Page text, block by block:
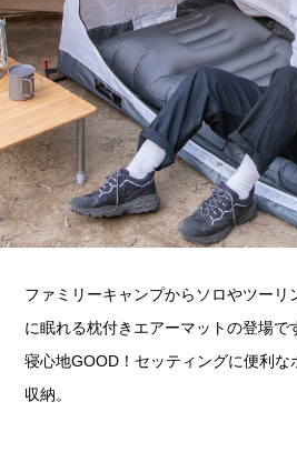
ファミリーキャンプからソロやツーリ
に眠れる枕付きエアーマットの登場で
寝心地GOOD！セッティングに便利な
収納。